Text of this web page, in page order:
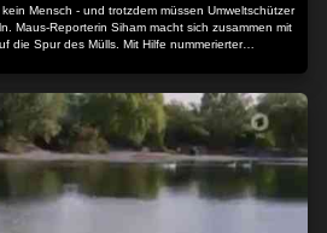
Mensch - und trotzdem müssen Umweltschützer
Maus-Reporterin Siham macht sich zusammen mit
die Spur des Mülls. Mit Hilfe nummerierter
nimmt Forscherin Christina den Strandsand
viele winzige Plastikpartikel. Die sind mit bloßem
schädlich.